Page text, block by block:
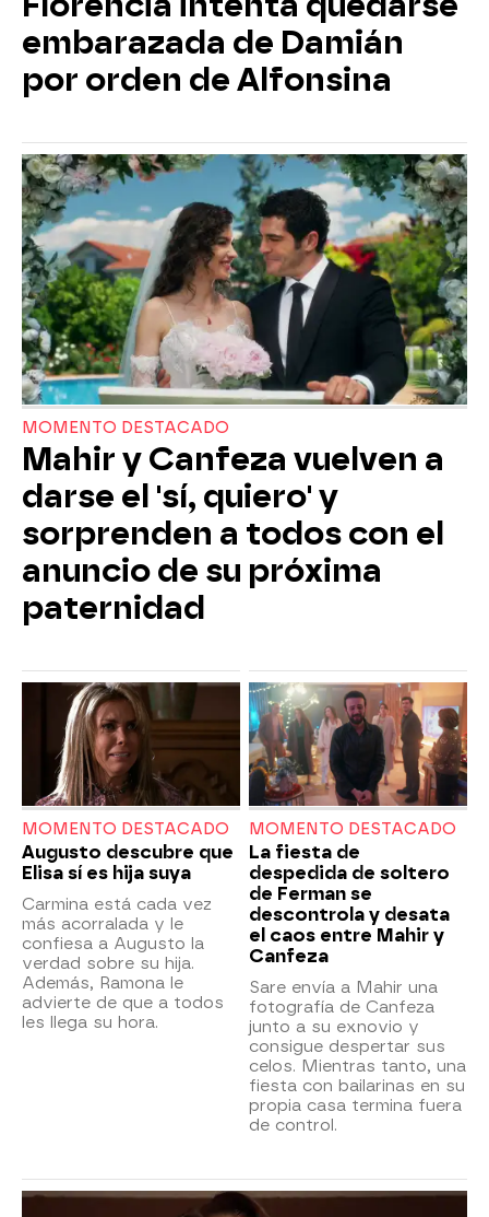
embarazada de Damián
por orden de Alfonsina
MOMENTO DESTACADO
Mahir y Canfeza vuelven a
darse el 'sí, quiero' y
sorprenden a todos con el
anuncio de su próxima
paternidad
MOMENTO DESTACADO
Augusto descubre que
Elisa sí es hija suya
Carmina está cada vez
más acorralada y le
confiesa a Augusto la
verdad sobre su hija.
Además, Ramona le
advierte de que a todos
les llega su hora.
MOMENTO DESTACADO
La fiesta de
despedida de soltero
de Ferman se
descontrola y desata
el caos entre Mahir y
Canfeza
Sare envía a Mahir una
fotografía de Canfeza
junto a su exnovio y
consigue despertar sus
celos. Mientras tanto, una
fiesta con bailarinas en su
propia casa termina fuera
de control.